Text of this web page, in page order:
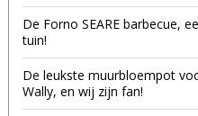
De Forno SEARE barbecue,
tuin!
De leukste muurbloempot
Wally, en wij zijn fan!